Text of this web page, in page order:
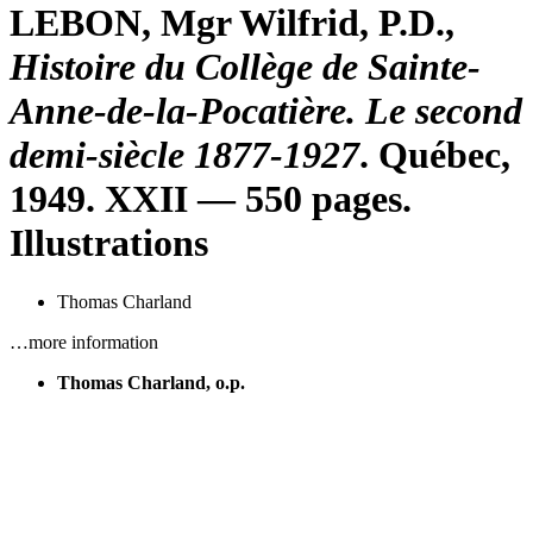
LEBON, Mgr Wilfrid, P.D.,
Histoire du Collège de Sainte-
Anne-de-la-Pocatière. Le second
demi-siècle 1877-1927. Québec,
1949. XXII — 550 pages.
Illustrations
Thomas Charland
…more information
Thomas Charland, o.p.